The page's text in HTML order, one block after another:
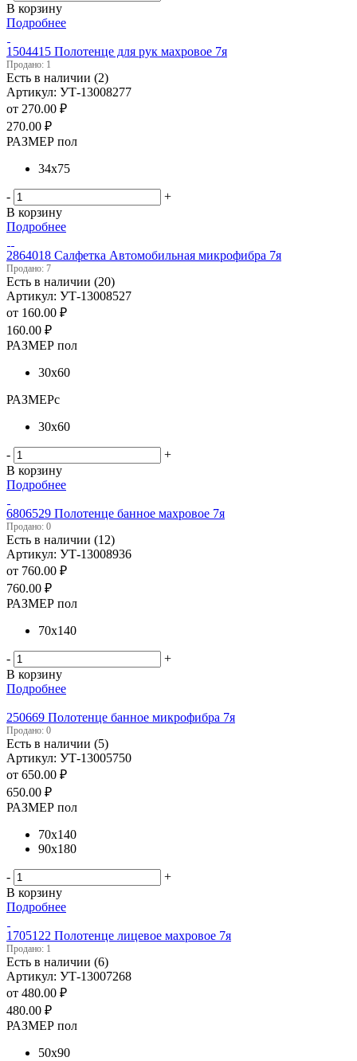
В корзину
Подробнее
1504415 Полотенце для рук махровое 7я
Продано: 1
Есть в наличии (2)
Артикул: УТ-13008277
от 270.00 ₽
270.00 ₽
РАЗМЕР пол
34х75
-
+
В корзину
Подробнее
2864018 Салфетка Автомобильная микрофибра 7я
Продано: 7
Есть в наличии (20)
Артикул: УТ-13008527
от 160.00 ₽
160.00 ₽
РАЗМЕР пол
30х60
РАЗМЕРс
30х60
-
+
В корзину
Подробнее
6806529 Полотенце банное махровое 7я
Продано: 0
Есть в наличии (12)
Артикул: УТ-13008936
от 760.00 ₽
760.00 ₽
РАЗМЕР пол
70х140
-
+
В корзину
Подробнее
250669 Полотенце банное микрофибра 7я
Продано: 0
Есть в наличии (5)
Артикул: УТ-13005750
от 650.00 ₽
650.00 ₽
РАЗМЕР пол
70х140
90х180
-
+
В корзину
Подробнее
1705122 Полотенце лицевое махровое 7я
Продано: 1
Есть в наличии (6)
Артикул: УТ-13007268
от 480.00 ₽
480.00 ₽
РАЗМЕР пол
50х90